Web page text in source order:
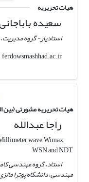
هیات تحریریه
سعیده
استادیار- گروه
s.babajani
ferdowsmashhad.ac.ir
هیات تحریریه مشورتی (بین
راجا عبدالله
wave, Wimax,
WSN and NDT
استاد، گروه مهندسی
مهندسی، دانشگاه پوترا